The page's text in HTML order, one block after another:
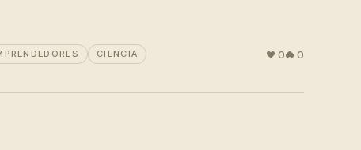
CIENCIA 0 0